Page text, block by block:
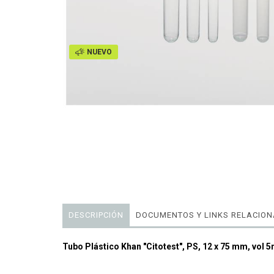
NUEVO
DESCRIPCIÓN DOCUMENTOS Y LINKS
Tubo Plástico Khan "Citotest", PS, 12 x 75 mm, vol